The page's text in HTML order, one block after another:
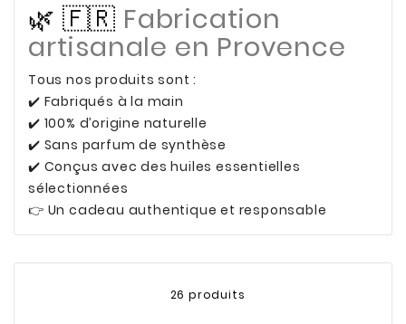
🌿 🇫🇷 Fabrication
artisanale en Provence
Tous nos produits sont :
✔️ Fabriqués à la main
✔️ 100% d’origine naturelle
✔️ Sans parfum de synthèse
✔️ Conçus avec des huiles essentielles
sélectionnées
👉 Un cadeau authentique et responsable
26 produits